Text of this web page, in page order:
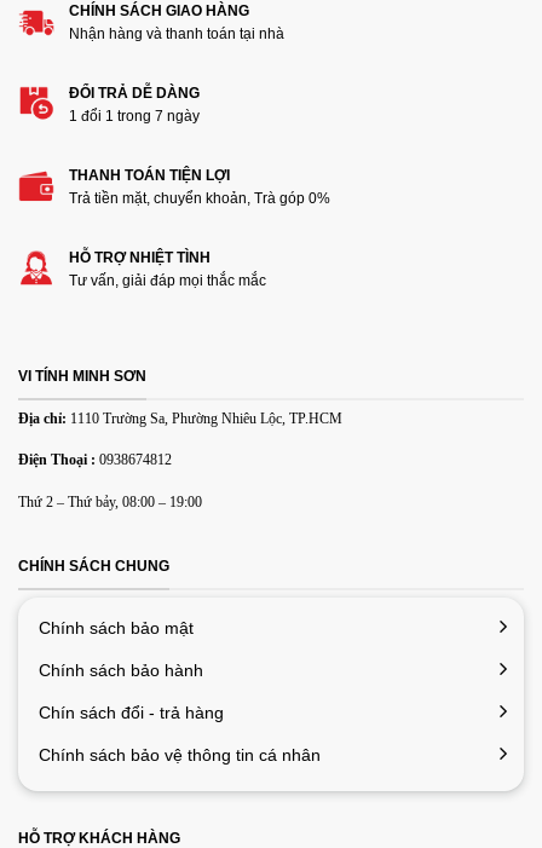
Thêm ảnh đánh giá
Các định dạng ảnh được chấp nhận: jpg,png.
Email*
cho lần bình luận kế tiếp của tôi.
CHÍNH SÁCH GIAO HÀNG
Nhận hàng và thanh toán tại nhà
ĐỔI TRẢ DỄ DÀNG
1 đổi 1 trong 7 ngày
THANH TOÁN TIỆN LỢI
Trả tiền mặt, chuyển khoản, Trà góp 0%
HỖ TRỢ NHIỆT TÌNH
Tư vấn, giải đáp mọi thắc mắc
VI TÍNH MINH SƠN
Địa chỉ: 1110 Trường Sa, Phường Nhiêu Lộc, TP.HCM
Điện Thoại : 0938674812
Thứ 2 – Thứ bảy, 08:00 – 19:00
CHÍNH SÁCH CHUNG
Chính sách bảo mật
Chính sách bảo hành
Chín sách đổi - trả hàng
Chính sách bảo vệ thông tin cá nhân
HỖ TRỢ KHÁCH HÀNG